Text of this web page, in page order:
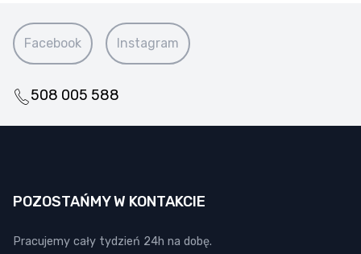
Facebook Instagram
508 005 588
POZOSTAŃMY W KONTAKCIE
Pracujemy cały tydzień 24h na dobę.